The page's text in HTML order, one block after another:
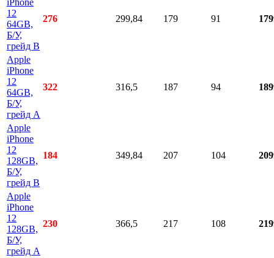
12
64GB,
Б/У,
грейд B
276 299,84 179 91
Apple
iPhone
12
64GB,
Б/У,
грейд A
322 316,5 187 94
Apple
iPhone
12
128GB,
Б/У,
грейд B
184 349,84 207 104
Apple
iPhone
12
128GB,
Б/У,
грейд A
230 366,5 217 108